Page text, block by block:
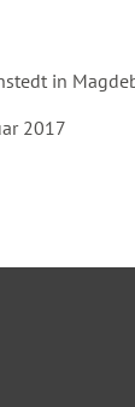
in
2017